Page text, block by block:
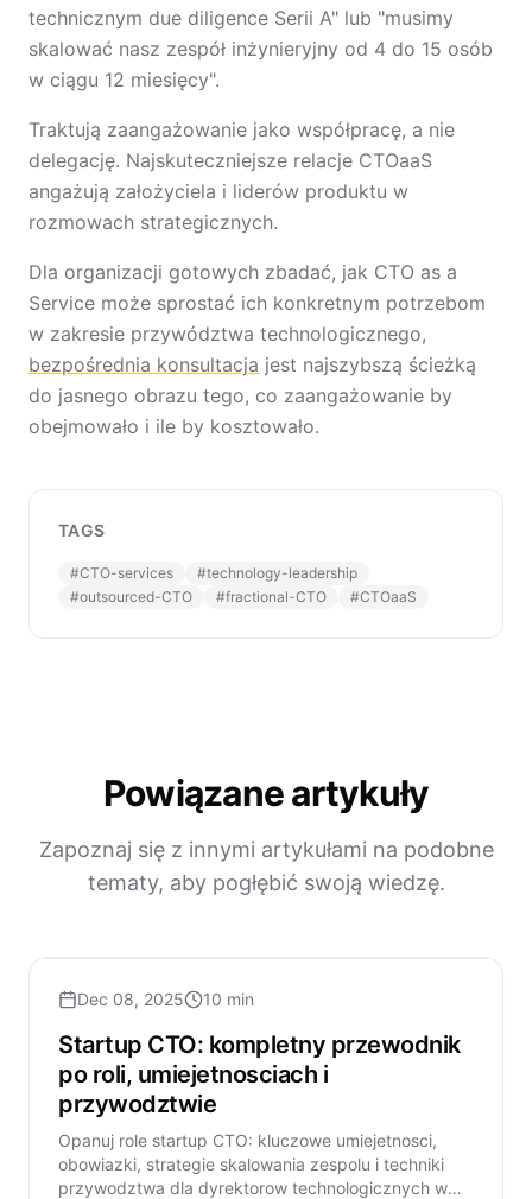
technicznym due diligence Serii A" lub "musimy
skalować nasz zespół inżynieryjny od 4 do 15 osób
w ciągu 12 miesięcy".
Traktują zaangażowanie jako współpracę, a nie
delegację. Najskuteczniejsze relacje CTOaaS
angażują założyciela i liderów produktu w
rozmowach strategicznych.
Dla organizacji gotowych zbadać, jak CTO as a
Service może sprostać ich konkretnym potrzebom
w zakresie przywództwa technologicznego,
bezpośrednia konsultacja jest najszybszą ścieżką
do jasnego obrazu tego, co zaangażowanie by
obejmowało i ile by kosztowało.
TAGS
#CTO-services #technology-leadership
#outsourced-CTO #fractional-CTO #CTOaaS
Powiązane artykuły
Zapoznaj się z innymi artykułami na podobne
tematy, aby pogłębić swoją wiedzę.
Dec 08, 2025 10 min
Startup CTO: kompletny przewodnik
po roli, umiejetnosciach i
przywodztwie
Opanuj role startup CTO: kluczowe umiejetnosci,
obowiazki, strategie skalowania zespolu i techniki
przywodztwa dla dyrektorow technologicznych w